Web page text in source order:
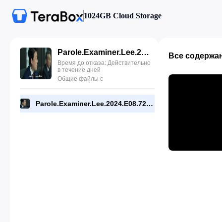
1024GB Cloud Storage
Parole.Examiner.Lee.2024.E08.720p.WEB.[RMC].mp4
Время до отказа: Действительно
в течение дней
Общие файлы с
Parole.Examiner.Lee.2024.E08.720p.WEB.[RMC].mp4
Все